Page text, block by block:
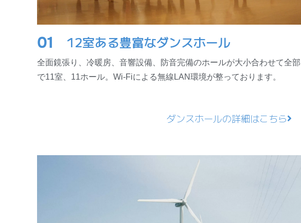
01 12室ある豊富なダンスホール
全面鏡張り、冷暖房、音響設備、防音完備のホールが大小合わせて全部
で11室、11ホール。Wi-Fiによる無線LAN環境が整っております。
ダンスホールの詳細はこちら